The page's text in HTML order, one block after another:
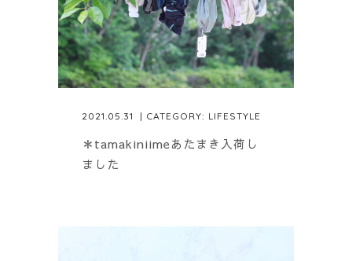
2021.05.31 | CATEGORY: LIFESTYLE
＊tamakiniimeあたまき入荷し
ました